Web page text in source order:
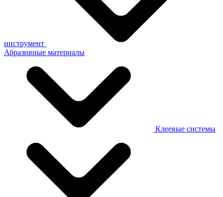
инструмент
Абразивные материалы
Клеевые системы